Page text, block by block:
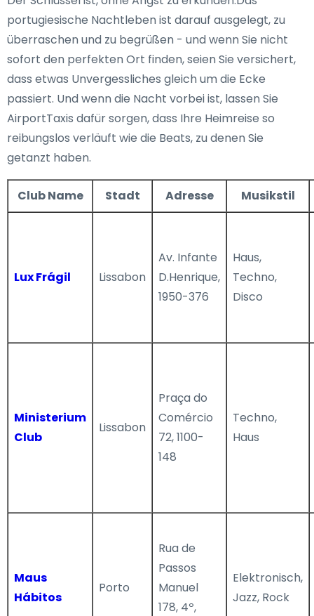
portugiesische Nachtleben ist darauf ausgelegt, zu
überraschen und zu begrüßen - und wenn Sie nicht
sofort den perfekten Ort finden, seien Sie versichert,
dass etwas Unvergessliches gleich um die Ecke
passiert. Und wenn die Nacht vorbei ist, lassen Sie
AirportTaxis dafür sorgen, dass Ihre Heimreise so
reibungslos verläuft wie die Beats, zu denen Sie
getanzt haben.
Club Name Stadt Adresse Musikstil
Lux Frágil Lissabon
Av. Infante
D.Henrique,
1950-376
Haus,
Techno,
Disco
Ministerium
Club
Lissabon
Praça do
Comércio
72, 1100-
148
Techno,
Haus
Maus
Hábitos
Porto
Rua de
Passos
Manuel
178, 4º,
Elektronisch,
Jazz, Rock